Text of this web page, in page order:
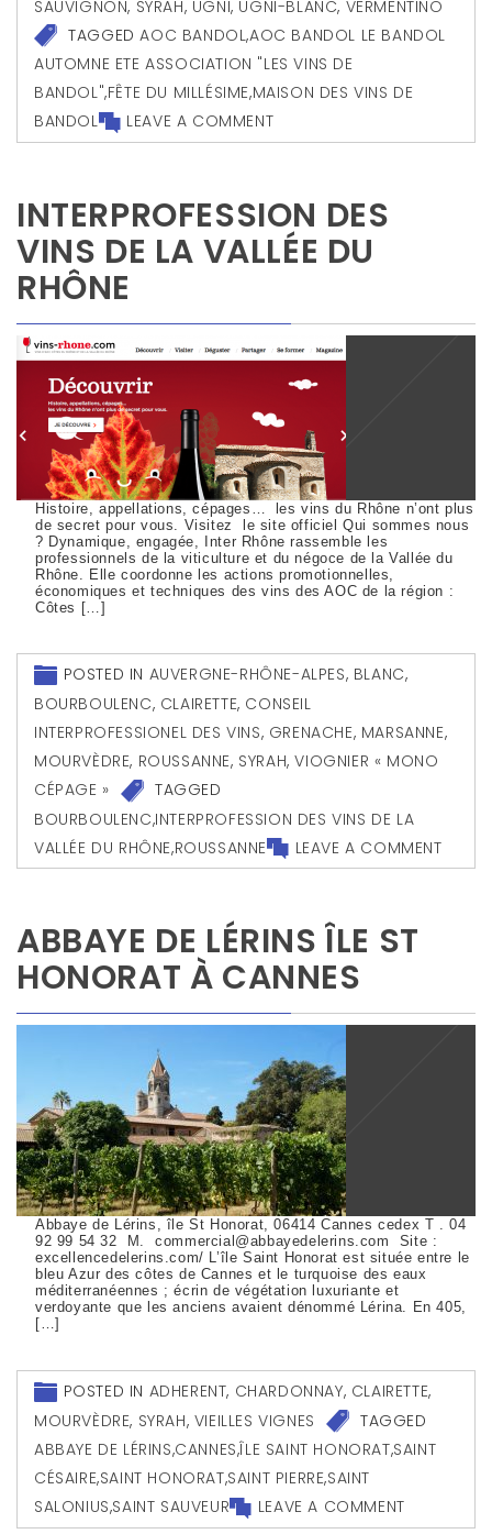
SAUVIGNON, SYRAH, UGNI, UGNI-BLANC, VERMENTINO
TAGGEDAOC BANDOL,AOC BANDOL LE BANDOL
AUTOMNE ETE ASSOCIATION "LES VINS DE
BANDOL",FÊTE DU MILLÉSIME,MAISON DES VINS DE
BANDOL
LEAVE A COMMENT
INTERPROFESSION DES
VINS DE LA VALLÉE DU
RHÔNE
Histoire, appellations, cépages… les vins du Rhône n’ont plus
de secret pour vous. Visitez le site officiel Qui sommes nous
? Dynamique, engagée, Inter Rhône rassemble les
professionnels de la viticulture et du négoce de la Vallée du
Rhône. Elle coordonne les actions promotionnelles,
économiques et techniques des vins des AOC de la région :
Côtes […]
POSTED IN AUVERGNE-RHÔNE-ALPES, BLANC,
BOURBOULENC, CLAIRETTE, CONSEIL
INTERPROFESSIONEL DES VINS, GRENACHE, MARSANNE,
MOURVÈDRE, ROUSSANNE, SYRAH,VIOGNIER « MONO
CÉPAGE »
TAGGED
BOURBOULENC,INTERPROFESSION DES VINS DE LA
VALLÉE DU RHÔNE,ROUSSANNE LEAVE A COMMENT
ABBAYE DE LÉRINS ÎLE ST
HONORAT À CANNES
Abbaye de Lérins, île St Honorat, 06414 Cannes cedex T . 04
92 99 54 32 M. commercial@abbayedelerins.com Site :
excellencedelerins.com/ L’île Saint Honorat est située entre le
bleu Azur des côtes de Cannes et le turquoise des eaux
méditerranéennes ; écrin de végétation luxuriante et
verdoyante que les anciens avaient dénommé Lérina. En 405,
[…]
POSTED IN ADHERENT, CHARDONNAY, CLAIRETTE,
MOURVÈDRE, SYRAH, VIEILLES VIGNES
TAGGED
ABBAYE DE LÉRINS,CANNES,ÎLE SAINT HONORAT,SAINT
CÉSAIRE,SAINT HONORAT,SAINT PIERRE,SAINT
SALONIUS,SAINT SAUVEUR LEAVE A COMMENT